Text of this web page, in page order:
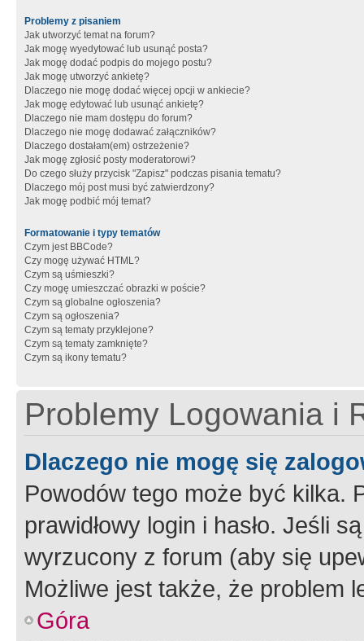
Problemy z pisaniem
Jak utworzyć temat na forum?
Jak mogę wyedytować lub usunąć posta?
Jak mogę dodać podpis do mojego postu?
Jak mogę utworzyć ankietę?
Dlaczego nie mogę dodać więcej opcji w ankiecie?
Jak mogę edytować lub usunąć ankietę?
Dlaczego nie mam dostępu do forum?
Dlaczego nie mogę dodawać załączników?
Dlaczego dostałam(em) ostrzeżenie?
Jak mogę zgłosić posty moderatorowi?
Do czego służy przycisk "Zapisz" podczas pisania tematu?
Dlaczego mój post musi być zatwierdzony?
Jak mogę podbić mój temat?
Formatowanie i typy tematów
Czym jest BBCode?
Czy mogę używać HTML?
Czym są uśmieszki?
Czy mogę umieszczać obrazki w poście?
Czym są globalne ogłoszenia?
Czym są ogłoszenia?
Czym są tematy przyklejone?
Czym są tematy zamknięte?
Czym są ikony tematu?
Problemy Logowania i
Dlaczego nie mogę się
Powodów tego może być kilka.
prawidłowy login i hasło. Jeśli
wyrzucony z forum (aby się
Możliwe jest także, że problem
Góra